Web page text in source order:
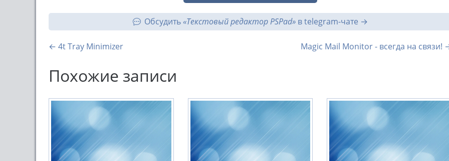
Обсудить «Текстовый редактор PSPad» в telegram-чате
← 4t Tray Minimizer Magic Mail Monitor - всегда на связи!
Похожие записи